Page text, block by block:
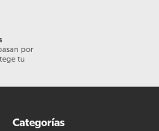
por
tu
Categorías